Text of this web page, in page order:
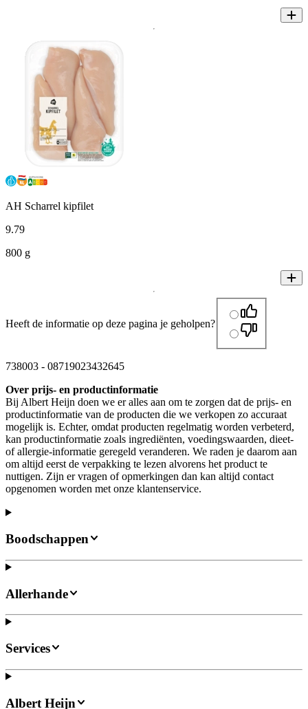
AH Scharrel kipfilet
9.79
800 g
Heeft de informatie op deze pagina je geholpen?
738003 - 08719023432645
Over prijs- en productinformatie
Bij Albert Heijn doen we er alles aan om te zorgen dat de prijs- en
productinformatie van de producten die we verkopen zo accuraat
mogelijk is. Echter, omdat producten regelmatig worden verbeterd,
kan productinformatie zoals ingrediënten, voedingswaarden, dieet-
of allergie-informatie geregeld veranderen. We raden je daarom aan
om altijd eerst de verpakking te lezen alvorens het product te
nuttigen. Zijn er vragen of opmerkingen dan kan altijd contact
opgenomen worden met onze klantenservice.
Boodschappen
Allerhande
Services
Albert Heijn